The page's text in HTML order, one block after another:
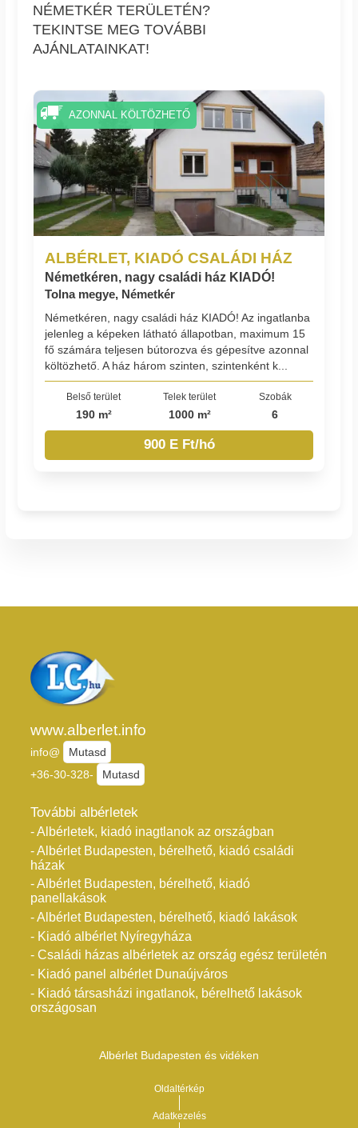
NÉMETKÉR TERÜLETÉN?
TEKINTSE MEG TOVÁBBI
AJÁNLATAINKAT!
ALBÉRLET, KIADÓ CSALÁDI HÁZ
Németkéren, nagy családi ház KIADÓ!
Tolna megye, Németkér
Németkéren, nagy családi ház KIADÓ! Az ingatlanba
jelenleg a képeken látható állapotban, maximum 15
fő számára teljesen bútorozva és gépesítve azonnal
költözhető. A ház három szinten, szintenként k...
Belső terület
190 m²
Telek terület
1000 m²
Szobák
6
900 E Ft/hó
AZONNAL KÖLTÖZHETŐ
www.alberlet.info
info@
Mutasd
+36-30-328-
Mutasd
További albérletek
- Albérletek, kiadó inagtlanok az országban
- Albérlet Budapesten, bérelhető, kiadó családi
házak
- Albérlet Budapesten, bérelhető, kiadó
panellakások
- Albérlet Budapesten, bérelhető, kiadó lakások
- Kiadó albérlet Nyíregyháza
- Családi házas albérletek az ország egész területén
- Kiadó panel albérlet Dunaújváros
- Kiadó társasházi ingatlanok, bérelhető lakások
országosan
Albérlet Budapesten és vidéken
Oldaltérkép
Adatkezelés